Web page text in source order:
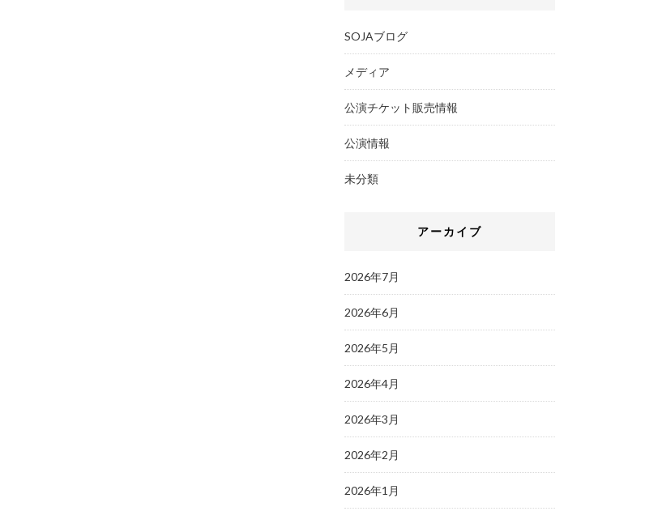
SOJAブログ
メディア
公演チケット販売情報
公演情報
未分類
アーカイブ
2026年7月
2026年6月
2026年5月
2026年4月
2026年3月
2026年2月
2026年1月